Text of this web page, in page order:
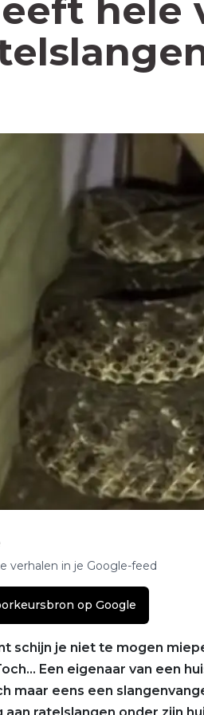
hele
verhalen in je Google-feed
op Google
schijn je niet te mogen
Een eigenaar van een
maar eens een
ratelslangen onder zijn